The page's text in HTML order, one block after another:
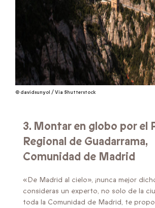
© davidsunyol / Via Shutterstock
3. Montar en globo por el
Regional de Guadarrama,
Comunidad de Madrid
«De Madrid al cielo», ¡nunca mejor
consideras un experto, no solo de la
toda la Comunidad de Madrid, te